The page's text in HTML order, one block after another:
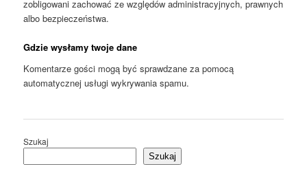
zobligowani zachować ze względów administracyjnych, prawnych
albo bezpieczeństwa.
Gdzie wysłamy twoje dane
Komentarze gości mogą być sprawdzane za pomocą
automatycznej usługi wykrywania spamu.
Szukaj
Szukaj